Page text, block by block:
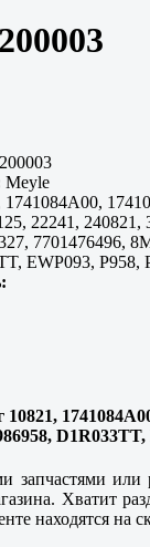
Meyle
1741084A00,
22241, 240821,
7701476496,
EWP093, P958,
или
Хватит
находятся на